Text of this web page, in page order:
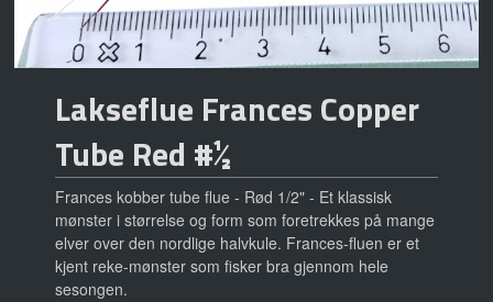
Lakseflue Frances Copper
Tube Red #½
Frances kobber tube flue - Rød 1/2" - Et klassisk
mønster i størrelse og form som foretrekkes på mange
elver over den nordlige halvkule. Frances-fluen er et
kjent reke-mønster som fisker bra gjennom hele
sesongen.